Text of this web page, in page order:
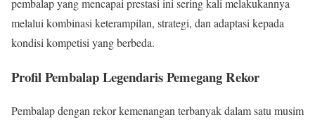
pembalap yang mencapai prestasi ini sering kali melakukannya
melalui kombinasi keterampilan, strategi, dan adaptasi kepada
kondisi kompetisi yang berbeda.
Profil Pembalap Legendaris Pemegang Rekor
Pembalap dengan rekor kemenangan terbanyak dalam satu musim